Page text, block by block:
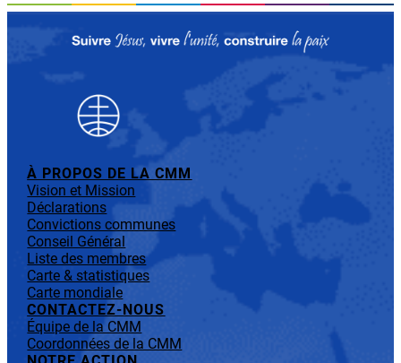
À PROPOS DE LA CMM
Vision et Mission
Déclarations
Convictions communes
Conseil Général
Liste des membres
Carte & statistiques
Carte mondiale
CONTACTEZ-NOUS
Équipe de la CMM
Coordonnées de la CMM